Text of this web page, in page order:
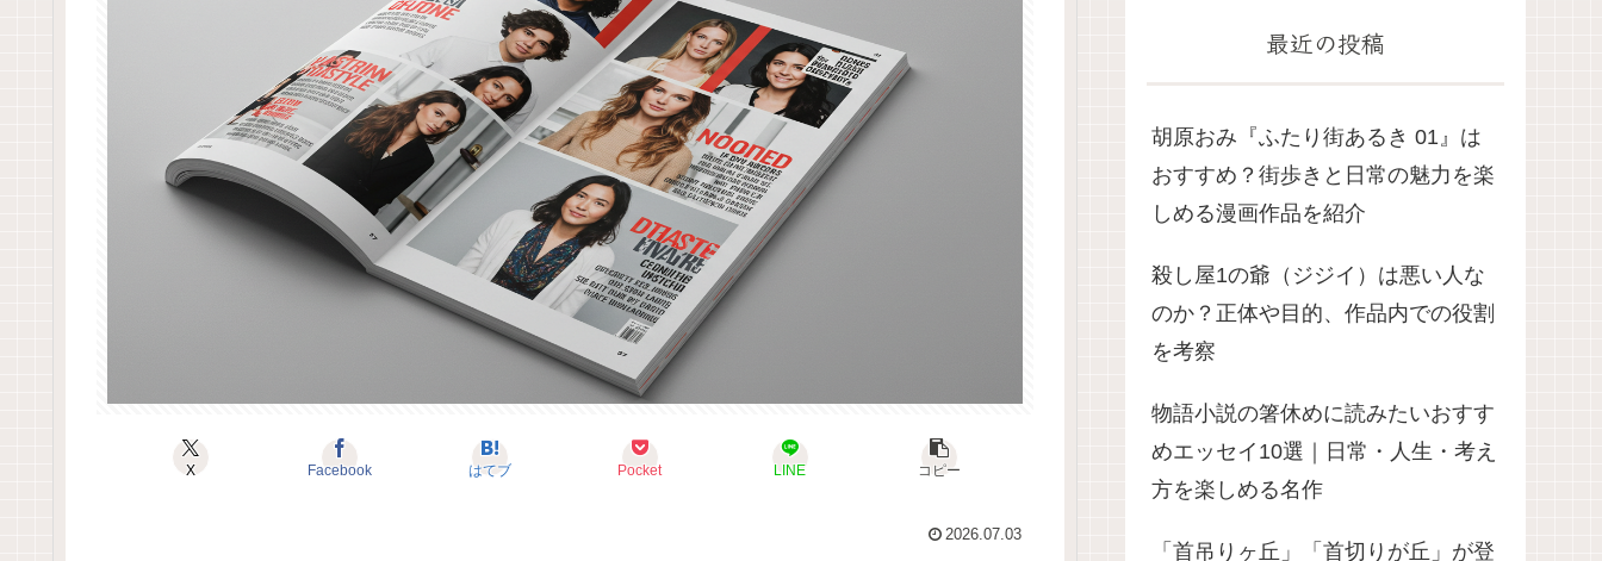
X Facebook はてブ Pocket LINE コピー
2026.07.03
最近の投稿
胡原おみ『ふたり街あるき 01』は
おすすめ？街歩きと日常の魅力を楽
しめる漫画作品を紹介
殺し屋1の爺（ジジイ）は悪い人な
のか？正体や目的、作品内での役割
を考察
物語小説の箸休めに読みたいおすす
めエッセイ10選｜日常・人生・考え
方を楽しめる名作
「首吊りヶ丘」「首切りが丘」が登